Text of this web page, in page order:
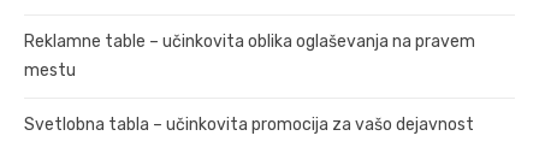
Reklamne table – učinkovita oblika oglaševanja na pravem
mestu
Svetlobna tabla – učinkovita promocija za vašo dejavnost